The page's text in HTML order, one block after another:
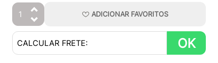
ADICIONAR FAVORITOS
OK